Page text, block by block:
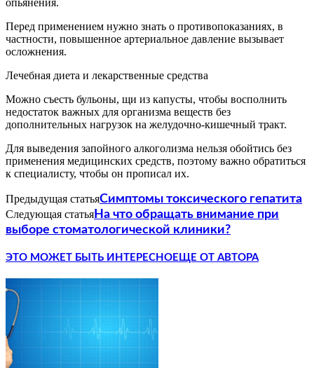
Перед применением нужно знать о противопоказаниях, в
частности, повышенное артериальное давление вызывает
осложнения.
Лечебная диета и лекарственные средства
Можно съесть бульоны, щи из капусты, чтобы восполнить
недостаток важных для организма веществ без
дополнительных нагрузок на желудочно-кишечный тракт.
Для выведения запойного алкоголизма нельзя обойтись без
применения медицинских средств, поэтому важно обратиться
к специалисту, чтобы он прописал их.
Предыдущая статьяСимптомы токсического гепатита
Следующая статьяНа что обращать внимание при
выборе стоматологической клиники?
ЭТО МОЖЕТ БЫТЬ ИНТЕРЕСНО ЕЩЕ ОТ АВТОРА